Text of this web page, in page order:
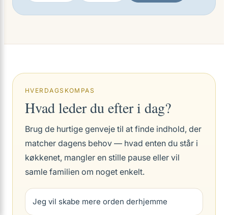
HVERDAGSKOMPAS
Hvad leder du efter i dag?
Brug de hurtige genveje til at finde indhold, der
matcher dagens behov — hvad enten du står i
køkkenet, mangler en stille pause eller vil
samle familien om noget enkelt.
Jeg vil skabe mere orden derhjemme